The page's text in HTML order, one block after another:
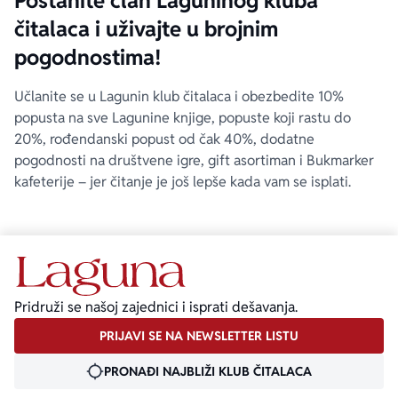
čitalaca i uživajte u brojnim
pogodnostima!
Učlanite se u Lagunin klub čitalaca i obezbedite 10%
popusta na sve Lagunine knjige, popuste koji rastu do
20%, rođendanski popust od čak 40%, dodatne
pogodnosti na društvene igre, gift asortiman i Bukmarker
kafeterije – jer čitanje je još lepše kada vam se isplati.
Pridruži se našoj zajednici i isprati dešavanja.
PRIJAVI SE NA NEWSLETTER LISTU
PRONAĐI NAJBLIŽI KLUB ČITALACA